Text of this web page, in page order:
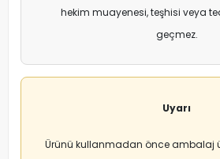
hekim muayenesi, teşhisi veya
geçmez.
Uyarı
Ürünü kullanmadan önce ambalaj